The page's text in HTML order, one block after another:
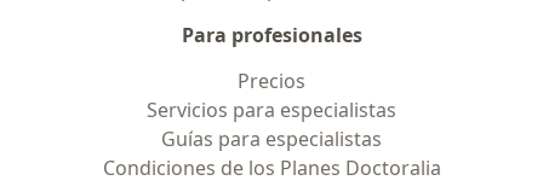
Para profesionales
Precios
Servicios para especialistas
Guías para especialistas
Condiciones de los Planes Doctoralia